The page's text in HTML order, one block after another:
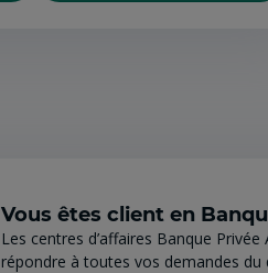
Vous êtes client en
Les centres d’affaires Banque
répondre à toutes vos demandes